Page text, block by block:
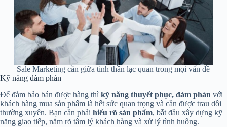
Sale Marketing cần giữa tinh thần lạc quan trong mọi vấn đề
Kỹ năng đàm phán
Để đảm bảo bán được hàng thì kỹ năng thuyết phục, đàm phán với
khách hàng mua sản phẩm là hết sức quan trọng và cần được trau dồi
thường xuyên. Bạn cần phải hiểu rõ sản phẩm, bắt đầu xây dựng kỹ
năng giao tiếp, nắm rõ tâm lý khách hàng và xử lý tình huống.